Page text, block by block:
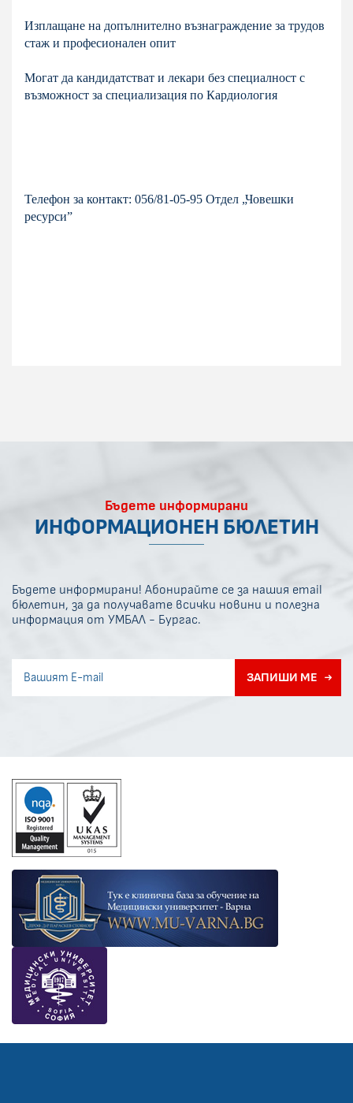
Изплащане на допълнително възнаграждение за трудов
стаж и професионален опит
Могат да кандидатстват и лекари без специалност с
възможност за специализация по Кардиология
Телефон за контакт: 056/81-05-95 Отдел „Човешки
ресурси”
Бъдете информирани
ИНФОРМАЦИОНЕН БЮЛЕТИН
Бъдете информирани! Абонирайте се за нашия email
бюлетин, за да получавате всички новини и полезна
информация от УМБАЛ - Бургас.
ЗАПИШИ МЕ